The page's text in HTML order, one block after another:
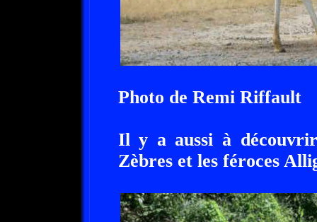
Photo de Remi Riffault
Il y a aussi à
Zèbres et les féroces